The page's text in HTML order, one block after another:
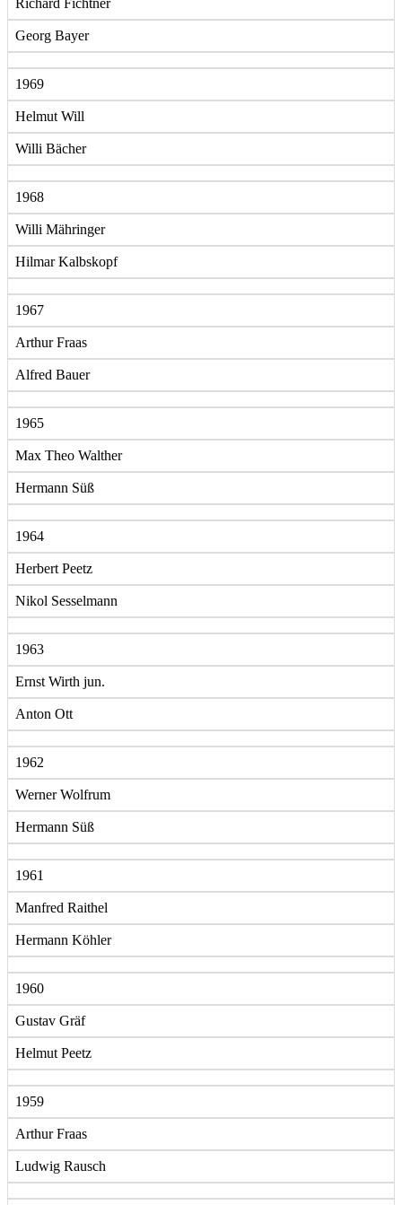
Georg Bayer
1969
Helmut Will
Willi Bächer
1968
Willi Mähringer
Hilmar Kalbskopf
1967
Arthur Fraas
Alfred Bauer
1965
Max Theo Walther
Hermann Süß
1964
Herbert Peetz
Nikol Sesselmann
1963
Ernst Wirth jun.
Anton Ott
1962
Werner Wolfrum
Hermann Süß
1961
Manfred Raithel
Hermann Köhler
1960
Gustav Gräf
Helmut Peetz
1959
Arthur Fraas
Ludwig Rausch